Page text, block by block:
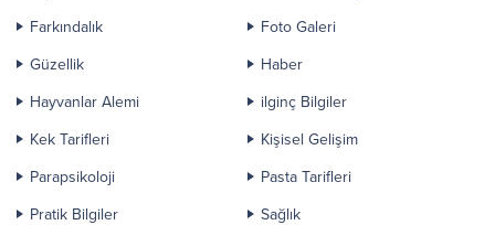
Farkındalık
Foto Galeri
Güzellik
Haber
Hayvanlar Alemi
ilginç Bilgiler
Kek Tarifleri
Kişisel Gelişim
Parapsikoloji
Pasta Tarifleri
Pratik Bilgiler
Sağlık